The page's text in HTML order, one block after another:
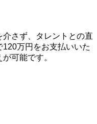
さず、タレントとの直
万円をお支払いいた
可能です。